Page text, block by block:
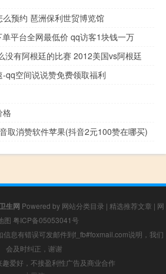
预约 琶洲保利世贸博览馆
平台全网最低价 qq访客1块钱一万
没有阿根廷的比赛 2012美国vs阿根廷
qq空间说说赞免费领取福利
格
取消赞软件苹果(抖音2元100赞在哪买)
生网 Powered by 网站分类目录 | 精选推荐文章 | 网
图 粤ICP备05053041号
信息有错误可发邮件到f_fb#foxmail.com说明，我们
会及时纠正，谢谢
爱好，不接盈利性广告及商业合作